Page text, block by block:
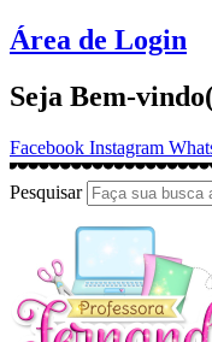
Ir
para
conteúdo
Área de Login
Seja Bem-
Facebook Instagram
Pesquisar